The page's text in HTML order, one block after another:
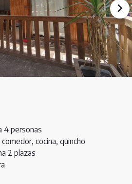
4 personas
cocina, quincho
2 plazas